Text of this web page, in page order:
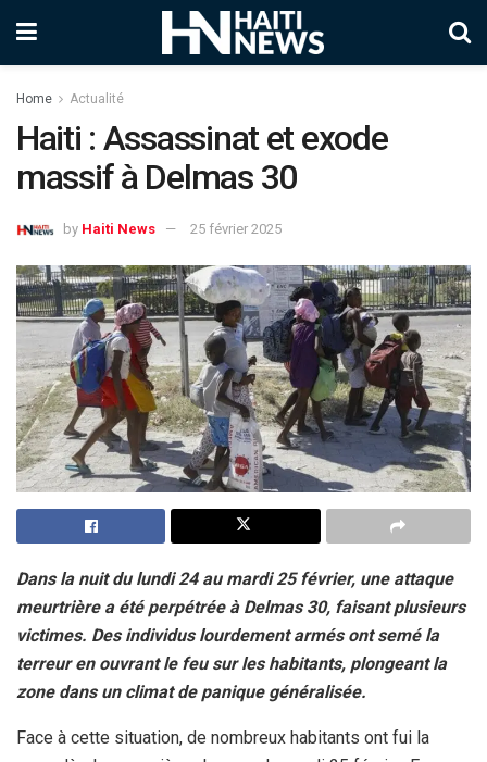
Home Actualité
Haiti : Assassinat et exode
massif à Delmas 30
by Haiti News 25 février 2025
Dans la nuit du lundi 24 au mardi 25 février, une attaque
meurtrière a été perpétrée à Delmas 30, faisant plusieurs
victimes. Des individus lourdement armés ont semé la
terreur en ouvrant le feu sur les habitants, plongeant la
zone dans un climat de panique généralisée.
Face à cette situation, de nombreux habitants ont fui la